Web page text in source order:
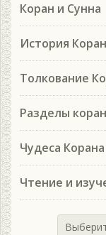
Коран и Сунна
История
Толкование
Разделы
Чудеса Корана
Чтение и